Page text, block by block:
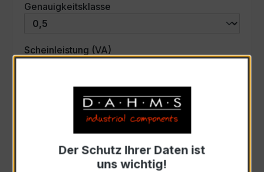
Genauigkeitsklasse
Scheinleistung (VA)
Auswahl zurücksetzen
31024
Der Schutz Ihrer Daten ist
uns wichtig!